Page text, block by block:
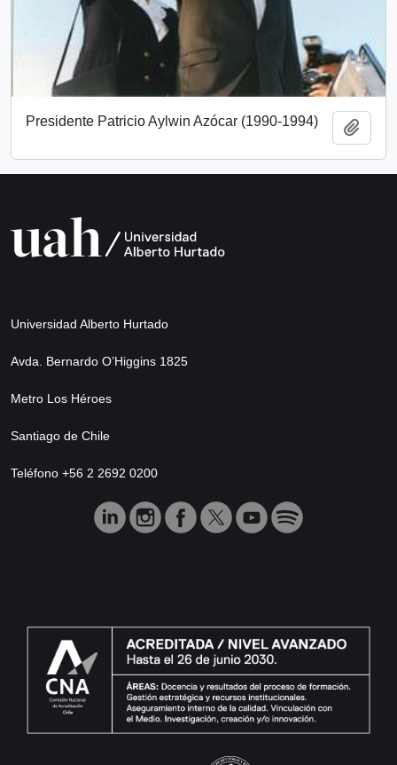
Presidente Patricio Aylwin Azócar (1990-1994)
Universidad Alberto Hurtado
Avda. Bernardo O’Higgins 1825
Metro Los Héroes
Santiago de Chile
Teléfono +56 2 2692 0200